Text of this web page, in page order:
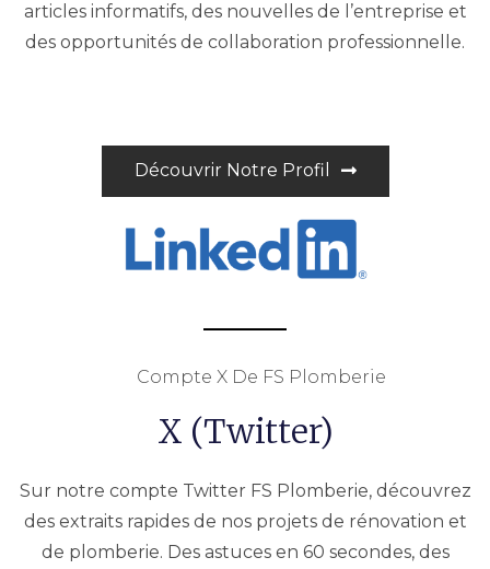
articles informatifs, des nouvelles de l’entreprise et
des opportunités de collaboration professionnelle.
Découvrir Notre Profil
Compte X De FS Plomberie
X (Twitter)
Sur notre compte Twitter FS Plomberie, découvrez
des extraits rapides de nos projets de rénovation et
de plomberie. Des astuces en 60 secondes, des